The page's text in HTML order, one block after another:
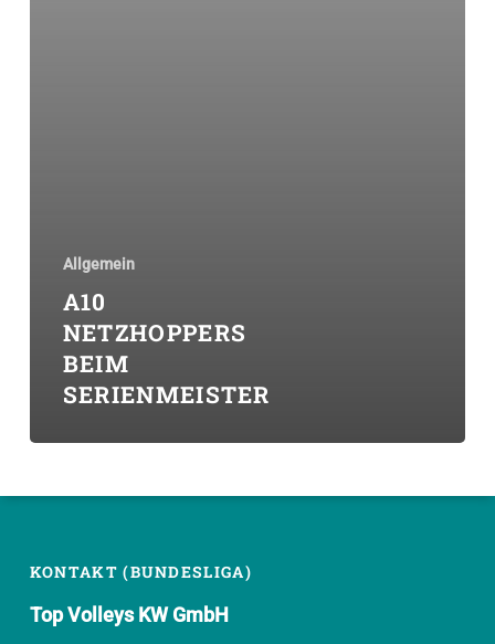
Allgemein
A10
NETZHOPPERS
BEIM
SERIENMEISTER
KONTAKT (BUNDESLIGA)
Top Volleys KW GmbH